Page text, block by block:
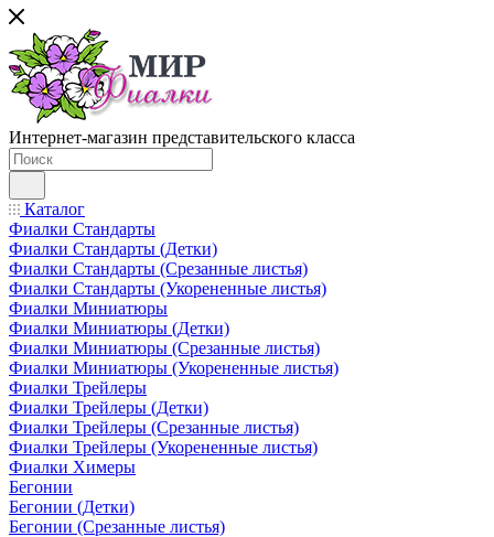
Интернет-магазин представительского класса
Каталог
Фиалки Стандарты
Фиалки Стандарты (Детки)
Фиалки Стандарты (Срезанные листья)
Фиалки Стандарты (Укорененные листья)
Фиалки Миниатюры
Фиалки Миниатюры (Детки)
Фиалки Миниатюры (Срезанные листья)
Фиалки Миниатюры (Укорененные листья)
Фиалки Трейлеры
Фиалки Трейлеры (Детки)
Фиалки Трейлеры (Срезанные листья)
Фиалки Трейлеры (Укорененные листья)
Фиалки Химеры
Бегонии
Бегонии (Детки)
Бегонии (Срезанные листья)